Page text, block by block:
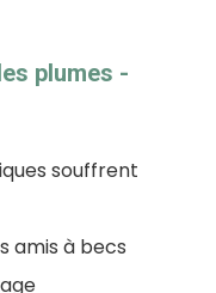
plumes -
souffrent
amis à becs